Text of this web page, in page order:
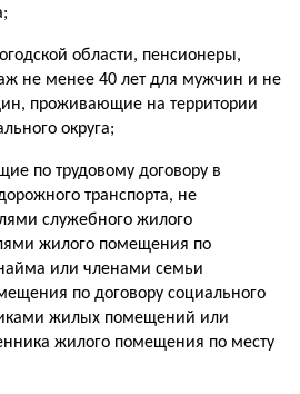
области, пенсионеры,
не менее 40 лет для мужчин и не
проживающие на территории
округа;
по трудовому договору в
транспорта, не
служебного жилого
жилого помещения по
или членами семьи
по договору социального
жилых помещений или
жилого помещения по месту